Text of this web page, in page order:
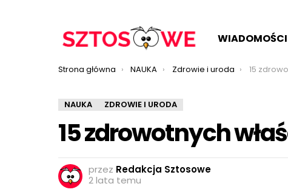
WIADOMOŚCI
Jesteś tutaj:
Strona główna NAUKA Zdrowie i uroda 15
NAUKA ZDROWIE I URODA
15 zdrowotnych
przez Redakcja Sztosowe
2 lata temu